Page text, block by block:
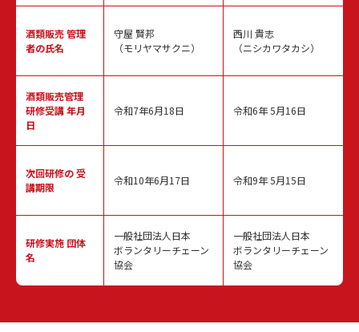
酒類販売管理
者の氏名
酒類販売管理
研修受講 年月
日
次回研修の受
講期限
研修実施 団体
名
守屋 賢邦
（モリヤマサクニ）
令和7年6月18日
令和10年6月17日
一般社団法人日本
ボランタリーチェーン
協会
西川 貴志
（ニシカワタカシ）
令和6年 5月16日
令和9年 5月15日
一般社団法人日本
ボランタリーチェーン
協会